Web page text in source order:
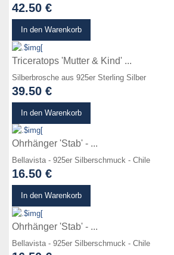
42.50 €
In den Warenkorb
Triceratops 'Mutter & Kind' ...
Silberbrosche aus 925er Sterling Silber
39.50 €
In den Warenkorb
Ohrhänger 'Stab' - ...
Bellavista - 925er Silberschmuck - Chile
16.50 €
In den Warenkorb
Ohrhänger 'Stab' - ...
Bellavista - 925er Silberschmuck - Chile